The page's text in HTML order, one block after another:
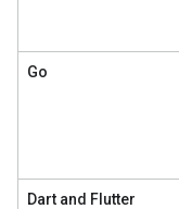
Go
Dart and Flutter